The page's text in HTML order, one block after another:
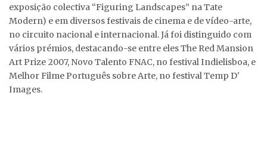
exposição colectiva “Figuring Landscapes” na Tate
Modern) e em diversos festivais de cinema e de vídeo-arte,
no circuito nacional e internacional. Já foi distinguido com
vários prémios, destacando-se entre eles The Red Mansion
Art Prize 2007, Novo Talento FNAC, no festival Indielisboa, e
Melhor Filme Português sobre Arte, no festival Temp D'
Images.